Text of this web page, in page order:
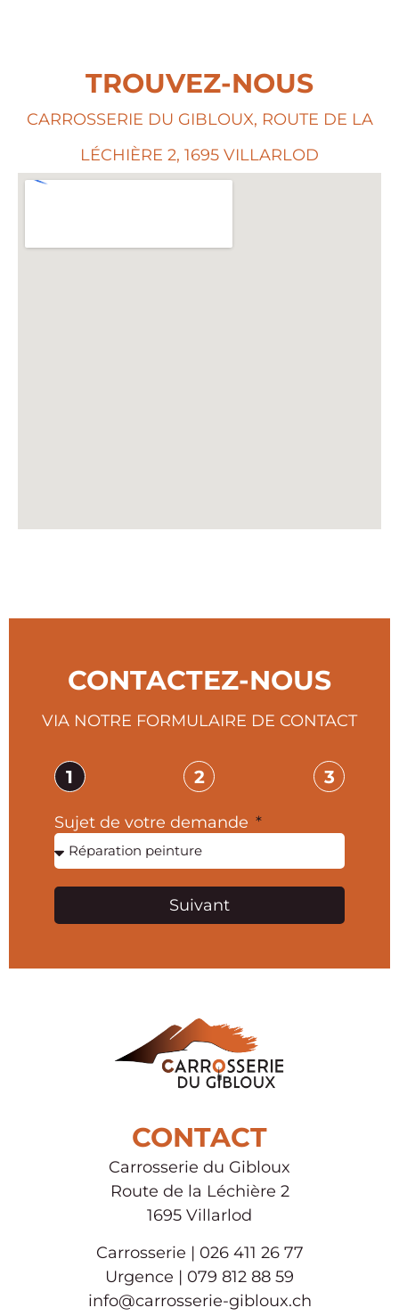
TROUVEZ-NOUS
CARROSSERIE DU GIBLOUX, ROUTE DE LA
LÉCHIÈRE 2, 1695 VILLARLOD
CONTACTEZ-NOUS
VIA NOTRE FORMULAIRE DE CONTACT
1 2 3
Sujet de votre demande
Suivant
CONTACT
Carrosserie du Gibloux
Route de la Léchière 2
1695 Villarlod
Carrosserie | 026 411 26 77
Urgence | 079 812 88 59
info@carrosserie-gibloux.ch